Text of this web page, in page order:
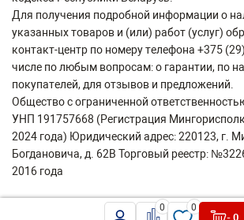
0 0
- 0
Для получения подробной информации о
указанных товаров и (или) работ (услуг)
контакт-центр по номеру телефона +375
числе по любым вопросам: о гарантии, по
покупателей, для отзывов и предложений.
Общество с ограниченной
УНП 191757668 (Регистрация
2024 года) Юридический адрес: 220123, г.
Богдановича, д. 62В Торговый реестр:
2016 года